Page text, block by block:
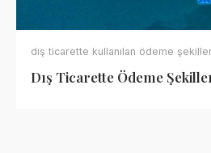
dış ticarette kullanılan ödeme
Dış Ticarette Ödeme